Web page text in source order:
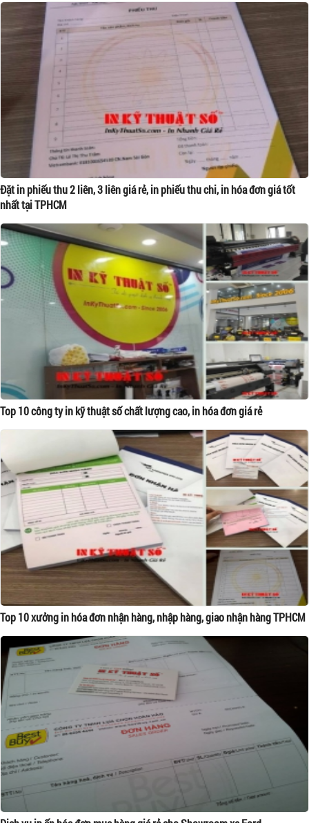
Đặt in phiếu thu 2 liên, 3 liên giá rẻ, in phiếu thu chi, in hóa đơn giá tốt
nhất tại TPHCM
Top 10 công ty in kỹ thuật số chất lượng cao, in hóa đơn giá rẻ
Top 10 xưởng in hóa đơn nhận hàng, nhập hàng, giao nhận hàng TPHCM